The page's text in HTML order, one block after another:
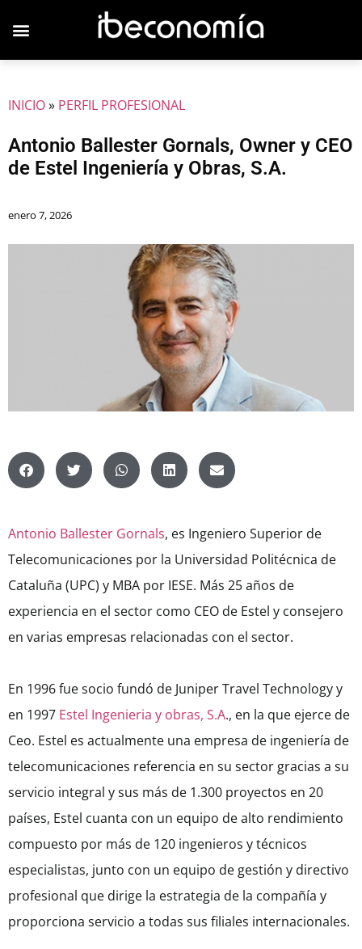
INICIO» PERFIL PROFESIONAL
Antonio Ballester Gornals, Owner y CEO
de Estel Ingeniería y Obras, S.A.
enero 7, 2026
Antonio Ballester Gornals, es Ingeniero Superior de
Telecomunicaciones por la Universidad Politécnica de
Cataluña (UPC) y MBA por IESE. Más 25 años de
experiencia en el sector como CEO de Estel y consejero
en varias empresas relacionadas con el sector.
En 1996 fue socio fundó de Juniper Travel Technology y
en 1997 Estel Ingenieria y obras, S.A., en la que ejerce de
Ceo. Estel es actualmente una empresa de ingeniería de
telecomunicaciones referencia en su sector gracias a su
servicio integral y sus más de 1.300 proyectos en 20
países, Estel cuanta con un equipo de alto rendimiento
compuesto por más de 120 ingenieros y técnicos
especialistas, junto con un equipo de gestión y directivo
profesional que dirige la estrategia de la compañía y
proporciona servicio a todas sus filiales internacionales.